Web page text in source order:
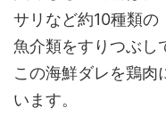
サリなど約10種類の
魚介類をすりつぶし
この海鮮ダレを鶏肉
います。